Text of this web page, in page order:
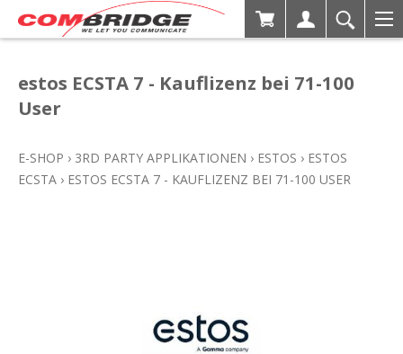
estos ECSTA 7 - Kauflizenz bei 71-100
User
E-SHOP › 3RD PARTY APPLIKATIONEN › ESTOS › ESTOS
ECSTA › ESTOS ECSTA 7 - KAUFLIZENZ BEI 71-100 USER